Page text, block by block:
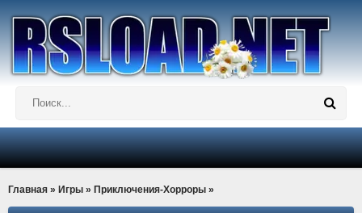
Главная » Игры » Приключения-Хорроры »